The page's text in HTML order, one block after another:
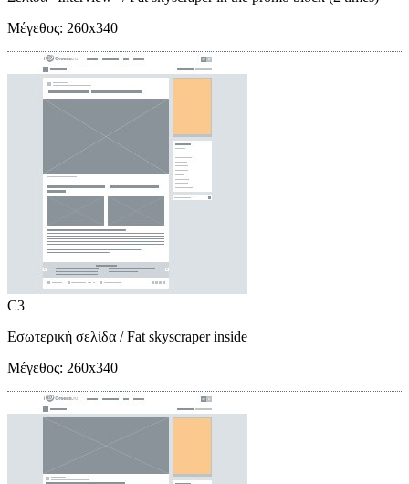
Μέγεθος: 260x340
C3
Εσωτερική σελίδα / Fat skyscraper inside
Μέγεθος: 260x340